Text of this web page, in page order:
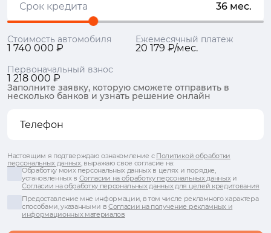
Срок кредита 36 мес.
Стоимость автомобиля
1 740 000 ₽
Ежемесячный платеж
20 179 ₽/мес.
Первоначальный взнос
1 218 000 ₽
Заполните заявку, которую сможете отправить в
несколько банков и узнать решение онлайн
Настоящим я подтверждаю ознакомление с Политикой обработки
персональных данных, выражаю свое согласие на:
Обработку моих персональных данных в целях и порядке,
установленных в Согласии на обработку персональных данныхи
Согласии на обработку персональных данных для целей кредитования
Предоставление мне информации, в том числе рекламного характера
способами, указанными вСогласии на получение рекламных и
информационных материалов